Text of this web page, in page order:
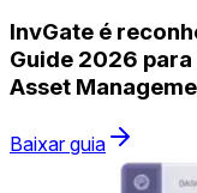
InvGate é
Guide 2026
Asset
Baixar guia